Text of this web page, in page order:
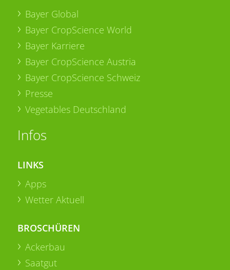
Bayer Global
Bayer CropScience World
Bayer Karriere
Bayer CropScience Austria
Bayer CropScience Schweiz
Presse
Vegetables Deutschland
Infos
LINKS
Apps
Wetter Aktuell
BROSCHÜREN
Ackerbau
Saatgut